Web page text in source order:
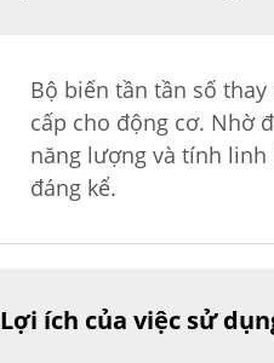
Bộ biến tần tần số
cấp cho động cơ. Nhờ
năng lượng và tính linh
đáng kể.
Lợi ích của việc sử